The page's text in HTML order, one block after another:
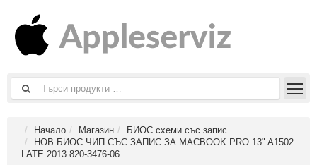
Начало Магазин
БИОС схеми със запис
НОВ БИОС ЧИП СЪС ЗАПИС ЗА MACBOOK PRO 13" A1502
LATE 2013 820-3476-06